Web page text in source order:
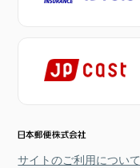
サイトのご利用について